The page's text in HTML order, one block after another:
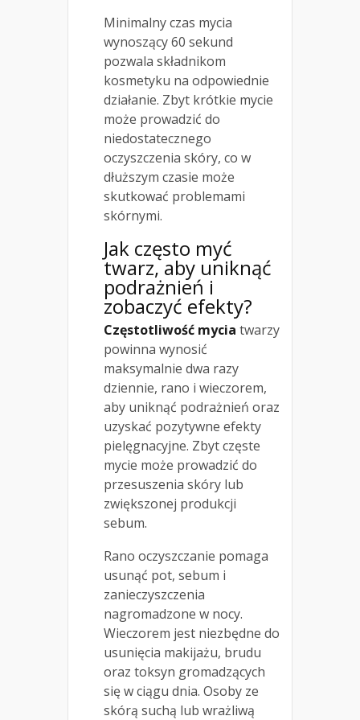
Minimalny czas mycia
wynoszący 60 sekund
pozwala składnikom
kosmetyku na odpowiednie
działanie. Zbyt krótkie mycie
może prowadzić do
niedostatecznego
oczyszczenia skóry, co w
dłuższym czasie może
skutkować problemami
skórnymi.
Jak często myć
twarz, aby uniknąć
podrażnień i
zobaczyć efekty?
Częstotliwość mycia twarzy
powinna wynosić
maksymalnie dwa razy
dziennie, rano i wieczorem,
aby uniknąć podrażnień oraz
uzyskać pozytywne efekty
pielęgnacyjne. Zbyt częste
mycie może prowadzić do
przesuszenia skóry lub
zwiększonej produkcji
sebum.
Rano oczyszczanie pomaga
usunąć pot, sebum i
zanieczyszczenia
nagromadzone w nocy.
Wieczorem jest niezbędne do
usunięcia makijażu, brudu
oraz toksyn gromadzących
się w ciągu dnia. Osoby ze
skórą suchą lub wrażliwą